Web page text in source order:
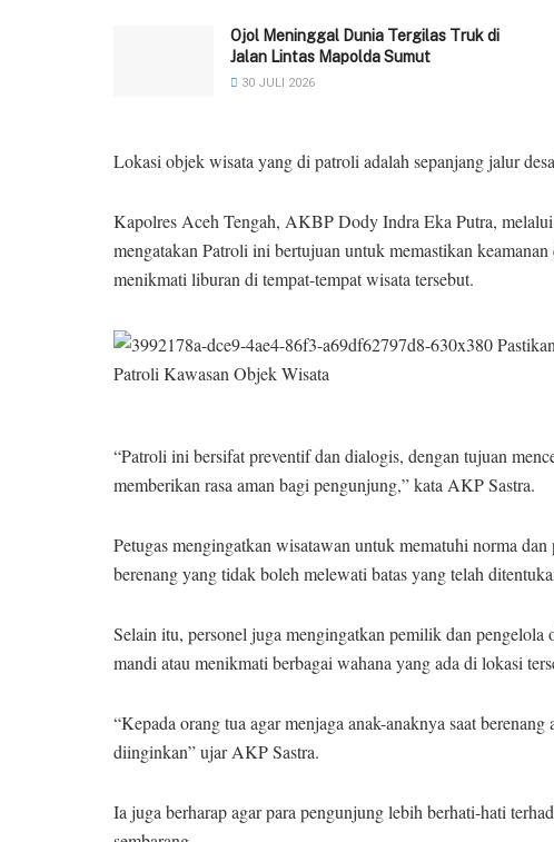
Ojol Meninggal Dunia Tergilas Truk di
Jalan Lintas Mapolda Sumut
30 JULI 2026
Lokasi objek wisata yang di patroli adalah sepanjang jalur
Kapolres Aceh Tengah, AKBP Dody Indra Eka Putra,
mengatakan Patroli ini bertujuan untuk memastikan
menikmati liburan di tempat-tempat wisata tersebut.
“Patroli ini bersifat preventif dan dialogis, dengan tujuan
memberikan rasa aman bagi pengunjung,” kata AKP Sastra.
Petugas mengingatkan wisatawan untuk mematuhi norma
berenang yang tidak boleh melewati batas yang telah
Selain itu, personel juga mengingatkan pemilik dan
mandi atau menikmati berbagai wahana yang ada di lokasi
“Kepada orang tua agar menjaga anak-anaknya saat
diinginkan” ujar AKP Sastra.
Ia juga berharap agar para pengunjung lebih berhati-hati